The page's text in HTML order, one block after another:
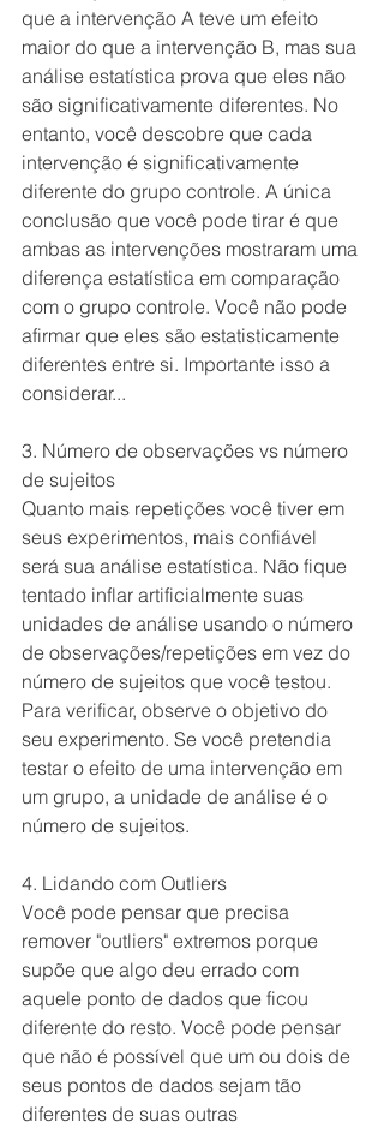
que a intervenção A teve um efeito
maior do que a intervenção B, mas sua
análise estatística prova que eles não
são significativamente diferentes. No
entanto, você descobre que cada
intervenção é significativamente
diferente do grupo controle. A única
conclusão que você pode tirar é que
ambas as intervenções mostraram uma
diferença estatística em comparação
com o grupo controle. Você não pode
afirmar que eles são estatisticamente
diferentes entre si. Importante isso a
considerar...
3. Número de observações vs número
de sujeitos
Quanto mais repetições você tiver em
seus experimentos, mais confiável
será sua análise estatística. Não fique
tentado inflar artificialmente suas
unidades de análise usando o número
de observações/repetições em vez do
número de sujeitos que você testou.
Para verificar, observe o objetivo do
seu experimento. Se você pretendia
testar o efeito de uma intervenção em
um grupo, a unidade de análise é o
número de sujeitos.
4. Lidando com Outliers
Você pode pensar que precisa
remover "outliers" extremos porque
supõe que algo deu errado com
aquele ponto de dados que ficou
diferente do resto. Você pode pensar
que não é possível que um ou dois de
seus pontos de dados sejam tão
diferentes de suas outras